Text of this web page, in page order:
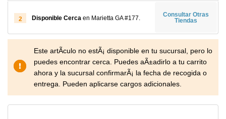
2 Disponible Cerca en Marietta GA #177.
Consultar Otras
Tiendas
Este artÃ­culo no estÃ¡ disponible en tu sucursal, pero lo
puedes encontrar cerca. Puedes aÃ±adirlo a tu carrito
ahora y la sucursal confirmarÃ¡ la fecha de recogida o
entrega. Pueden aplicarse cargos adicionales.